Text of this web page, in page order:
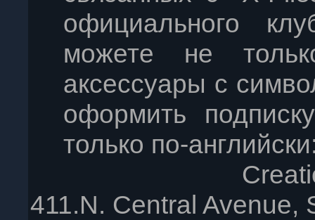
официального
можете не
аксессуары с
оформить
только по-
411.N. Central Avenue,